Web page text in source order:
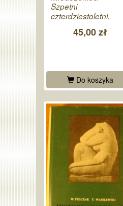
Szpetni
czterdziestoletni.
45,00 zł
Do koszyka